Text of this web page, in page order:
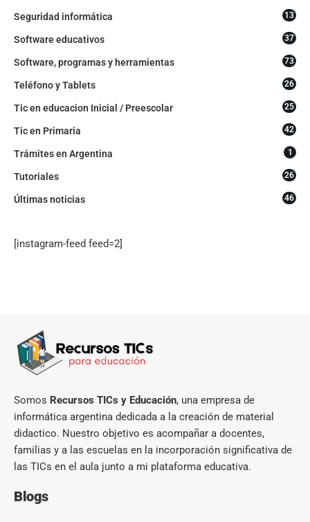
Seguridad informática 13
Software educativos 37
Software, programas y herramientas 73
Teléfono y Tablets 26
Tic en educacion Inicial / Preescolar 25
Tic en Primaria 42
Trámites en Argentina 1
Tutoriales 26
Últimas noticias 46
[instagram-feed feed=2]
Somos Recursos TICs y Educación, una empresa de
informática argentina dedicada a la creación de material
didactico. Nuestro objetivo es acompañar a docentes,
familias y a las escuelas en la incorporación significativa de
las TICs en el aula junto a mi plataforma educativa.
Blogs